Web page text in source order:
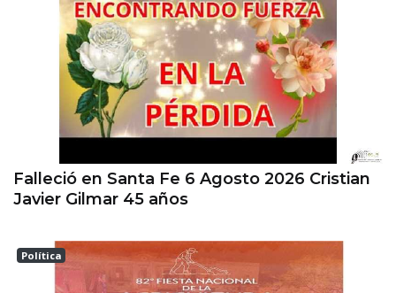
Falleció en Santa Fe 6 Agosto 2026 Cristian
Javier Gilmar 45 años
Política
ESPERANZA